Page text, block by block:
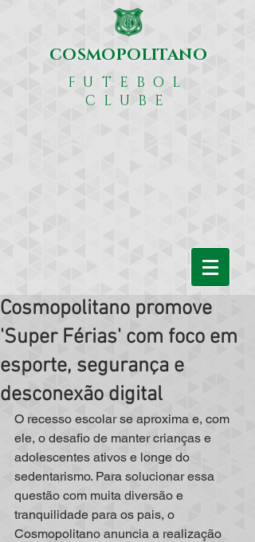
COSMOPOLITANO
FUTEBOL
CLUBE
Cosmopolitano promove
'Super Férias' com foco em
esporte, segurança e
desconexão digital
O recesso escolar se aproxima e, com
ele, o desafio de manter crianças e
adolescentes ativos e longe do
sedentarismo. Para solucionar essa
questão com muita diversão e
tranquilidade para os pais, o
Cosmopolitano anuncia a realização